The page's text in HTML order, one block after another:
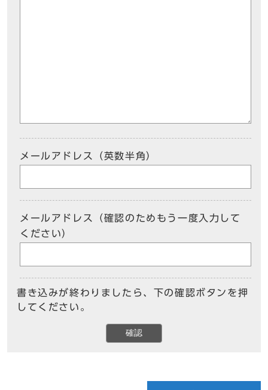
メールアドレス（英数半角）
メールアドレス（確認のためもう一度入力して
ください）
書き込みが終わりましたら、下の確認ボタンを押
してください。
確認